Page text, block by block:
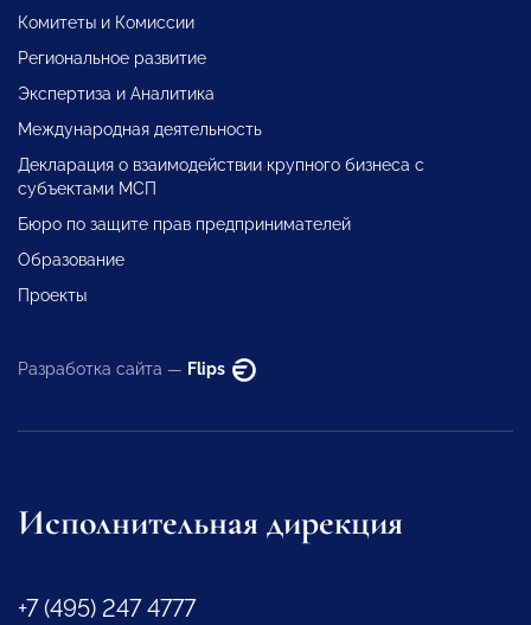
Комитеты и Комиссии
Региональное развитие
Экспертиза и Аналитика
Международная деятельность
Декларация о взаимодействии крупного бизнеса с
субъектами МСП
Бюро по защите прав предпринимателей
Образование
Проекты
Разработка сайта — Flips
Исполнительная дирекция
+7 (495) 247 4777